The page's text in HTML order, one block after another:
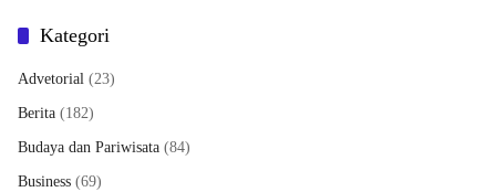
Kategori
Advetorial (23)
Berita (182)
Budaya dan Pariwisata (84)
Business (69)